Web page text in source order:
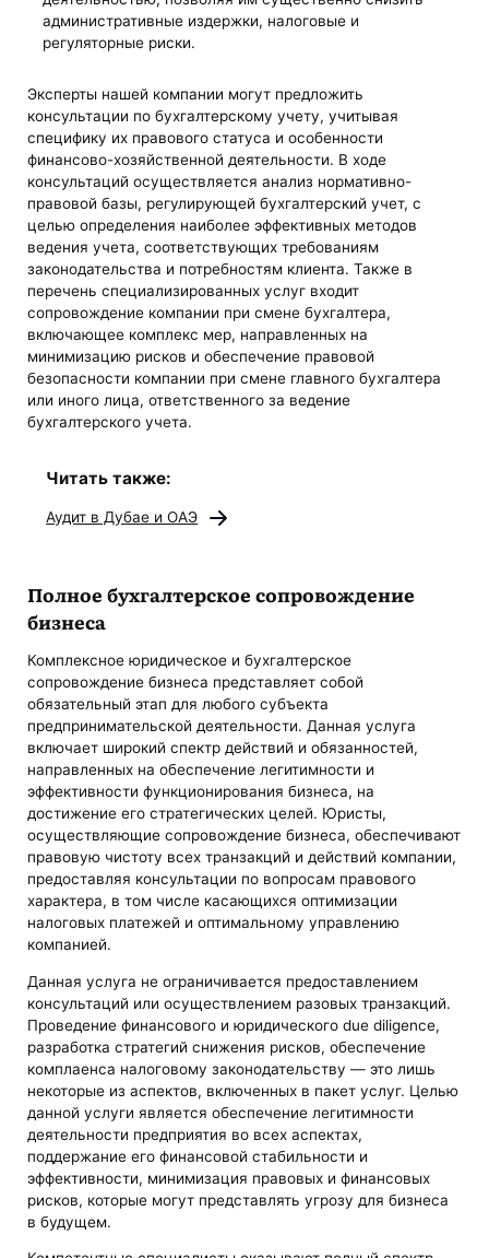
административные издержки, налоговые и
регуляторные риски.
Эксперты нашей компании могут предложить
консультации по бухгалтерскому учету, учитывая
специфику их правового статуса и особенности
финансово-хозяйственной деятельности. В ходе
консультаций осуществляется анализ нормативно-
правовой базы, регулирующей бухгалтерский учет, с
целью определения наиболее эффективных методов
ведения учета, соответствующих требованиям
законодательства и потребностям клиента. Также в
перечень специализированных услуг входит
сопровождение компании при смене бухгалтера,
включающее комплекс мер, направленных на
минимизацию рисков и обеспечение правовой
безопасности компании при смене главного бухгалтера
или иного лица, ответственного за ведение
бухгалтерского учета.
Читать также:
Аудит в Дубае и ОАЭ
Полное бухгалтерское сопровождение
бизнеса
Комплексное юридическое и бухгалтерское
сопровождение бизнеса представляет собой
обязательный этап для любого субъекта
предпринимательской деятельности. Данная услуга
включает широкий спектр действий и обязанностей,
направленных на обеспечение легитимности и
эффективности функционирования бизнеса, на
достижение его стратегических целей. Юристы,
осуществляющие сопровождение бизнеса, обеспечивают
правовую чистоту всех транзакций и действий компании,
предоставляя консультации по вопросам правового
характера, в том числе касающихся оптимизации
налоговых платежей и оптимальному управлению
компанией.
Данная услуга не ограничивается предоставлением
консультаций или осуществлением разовых транзакций.
Проведение финансового и юридического due diligence,
разработка стратегий снижения рисков, обеспечение
комплаенса налоговому законодательству — это лишь
некоторые из аспектов, включенных в пакет услуг. Целью
данной услуги является обеспечение легитимности
деятельности предприятия во всех аспектах,
поддержание его финансовой стабильности и
эффективности, минимизация правовых и финансовых
рисков, которые могут представлять угрозу для бизнеса
в будущем.